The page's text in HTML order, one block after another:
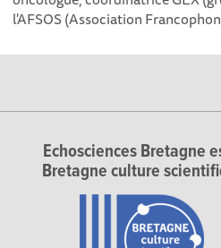
l'AFSOS (Association
Echosciences Bretagne
Bretagne culture